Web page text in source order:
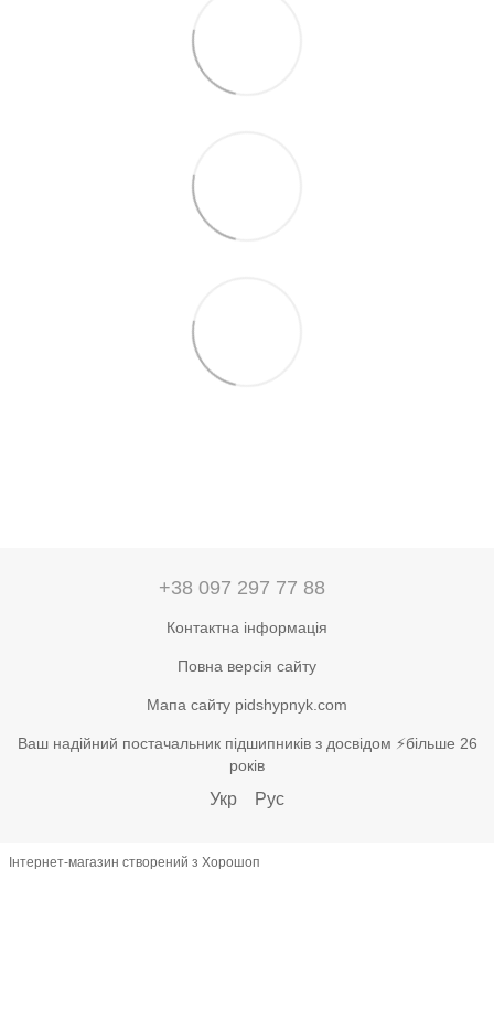
+38 097 297 77 88
Контактна інформація
Повна версія сайту
Мапа сайту pidshypnyk.com
Ваш надійний постачальник підшипників з досвідом ⚡більше 26
років
Укр Рус
Інтернет-магазин створений з Хорошоп